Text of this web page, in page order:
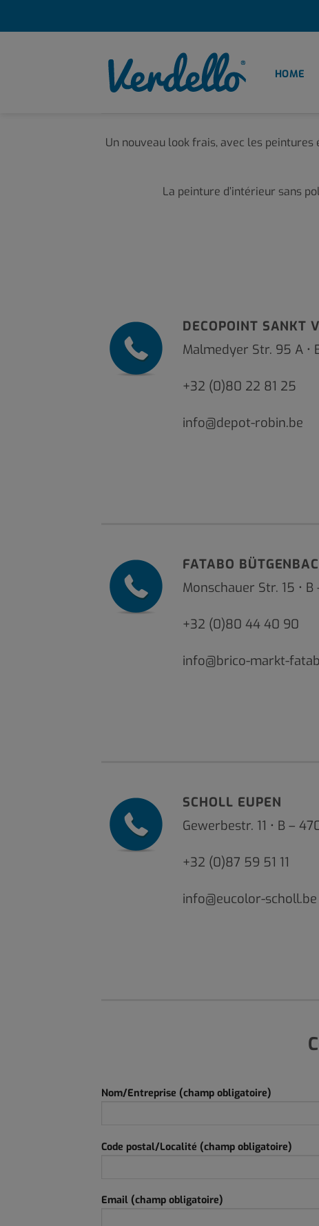
HOME
Un nouveau look frais, avec les
La peinture d’intérieur sans
DECOPOINT SANKT
Malmedyer Str. 95 A •
+32 (0)80 22 81 25
info@depot-robin.be
FATABO
Monschauer Str. 15 •
+32 (0)80 44 40 90
info@brico-markt-
SCHOLL EUPEN
Gewerbestr. 11 • B –
+32 (0)87 59 51 11
info@eucolor-scholl.be
Nom/Entreprise (champ obligatoire)
Code postal/Localité (champ obligatoire)
Email (champ obligatoire)